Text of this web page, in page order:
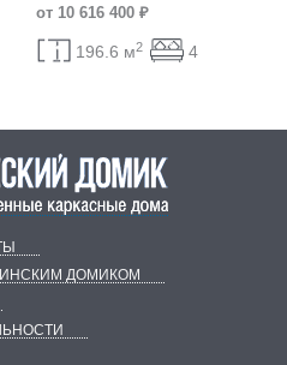
от 10 616 400 ₽
196.6 м2 4
ДОМИКОМ